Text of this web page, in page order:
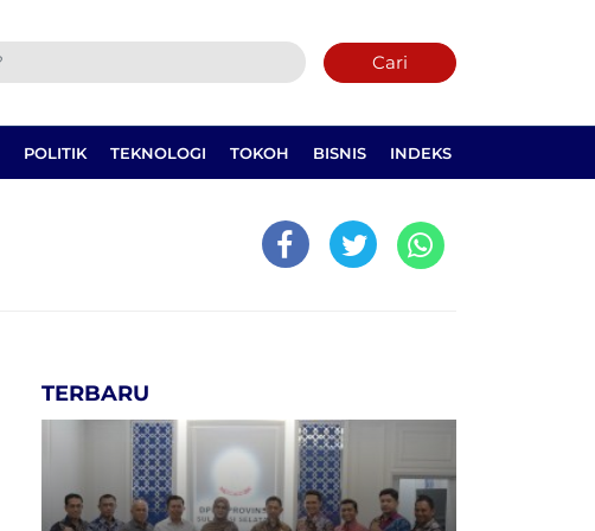
Cari
POLITIK TEKNOLOGI TOKOH BISNIS INDEKS
TERBARU